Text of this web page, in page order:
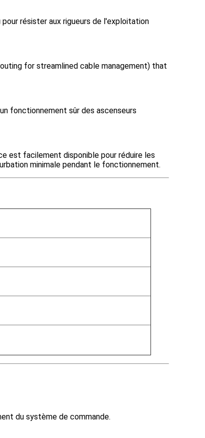
résister aux rigueurs de l'exploitation
for streamlined cable management) that
fonctionnement sûr des ascenseurs
est facilement disponible pour réduire les
minimale pendant le fonctionnement.
du système de commande.